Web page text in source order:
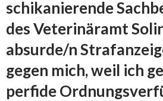
schikanierende
des Veterinäramt
absurde/n
gegen mich, weil ich
perfide